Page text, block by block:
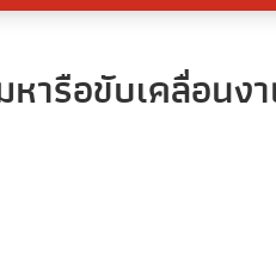
ารือขับเคลื่อนง